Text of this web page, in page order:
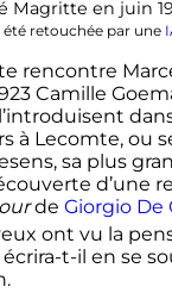
Magritte en juin
retouchée par une
rencontre
Camille
l’introduisent
à Lecomte, ou
sa plus
d’une
de Giorgio De
ont vu la
écrira-t-il en se